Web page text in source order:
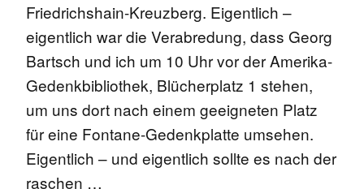
Friedrichshain-Kreuzberg. Eigentlich –
eigentlich war die Verabredung, dass Georg
Bartsch und ich um 10 Uhr vor der Amerika-
Gedenkbibliothek, Blücherplatz 1 stehen,
um uns dort nach einem geeigneten Platz
für eine Fontane-Gedenkplatte umsehen.
Eigentlich – und eigentlich sollte es nach der
raschen …